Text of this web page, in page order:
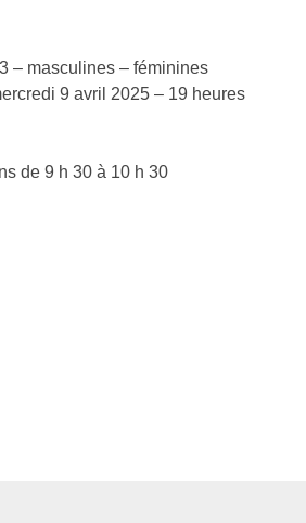
– masculines – féminines
9 avril 2025 – 19 heures
de 9 h 30 à 10 h 30